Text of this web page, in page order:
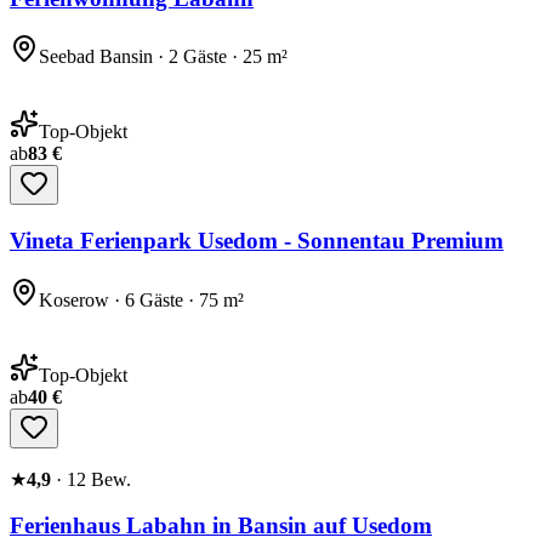
Seebad Bansin · 2 Gäste · 25 m²
Top-Objekt
ab83 €
Vineta Ferienpark Usedom - Sonnentau Premium
Koserow · 6 Gäste · 75 m²
Top-Objekt
ab40 €
★4,9 · 12 Bew.
Ferienhaus Labahn in Bansin auf Usedom